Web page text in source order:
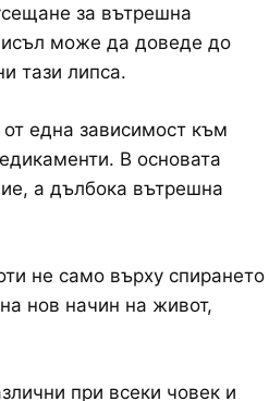
за вътрешна
може да доведе до
тази липса.
една зависимост към
В основата
а дълбока вътрешна
не само върху спирането
нов начин на живот,
при всеки човек и